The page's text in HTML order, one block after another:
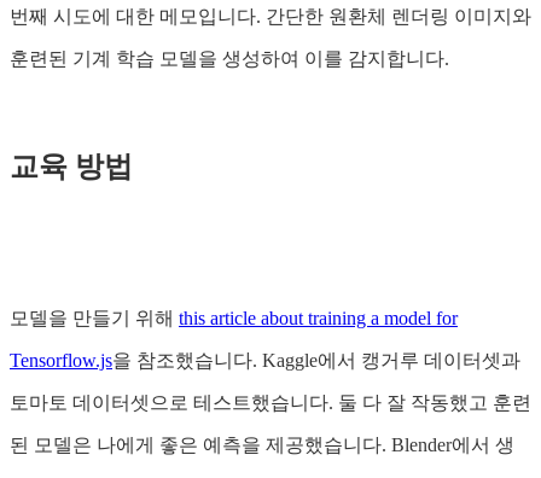
번째 시도에 대한 메모입니다. 간단한 원환체 렌더링 이미지와
훈련된 기계 학습 모델을 생성하여 이를 감지합니다.
교육 방법
모델을 만들기 위해 this article about training a model for
Tensorflow.js을 참조했습니다. Kaggle에서 캥거루 데이터셋과
토마토 데이터셋으로 테스트했습니다. 둘 다 잘 작동했고 훈련
된 모델은 나에게 좋은 예측을 제공했습니다. Blender에서 생